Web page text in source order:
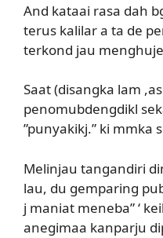
And kataai rasa dah
terus kalilar a ta de
terkond jau
Saat (disangka lam
penomubdengdikl
”punyakikj.” ki mmka
Melinjau tangandiri
lau, du gemparing
j maniat meneba” ‘
anegimaa kanparju